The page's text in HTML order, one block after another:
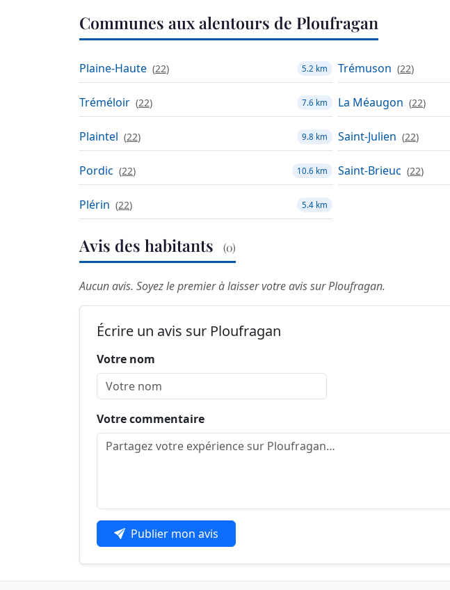
Communes aux alentours de Ploufragan
Plaine-Haute (22) 5.2 km Trémuson (22)
Tréméloir (22) 7.6 km La Méaugon (22)
Plaintel (22) 9.8 km Saint-Julien (22)
Pordic (22) 10.6 km Saint-Brieuc (22)
Plérin (22) 5.4 km
Avis des habitants (0)
Aucun avis. Soyez le premier à laisser votre avis sur Ploufragan.
Écrire un avis sur Ploufragan
Votre nom
Votre commentaire
Publier mon avis